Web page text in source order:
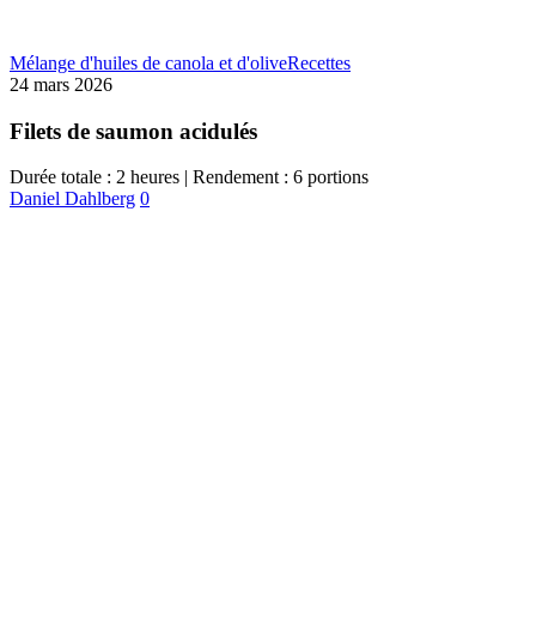
Mélange d'huiles de canola et d'oliveRecettes
24 mars 2026
Filets de saumon acidulés
Durée totale : 2 heures | Rendement : 6 portions
Daniel Dahlberg 0